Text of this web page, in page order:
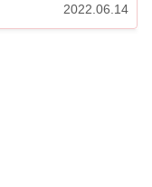
2022.06.14